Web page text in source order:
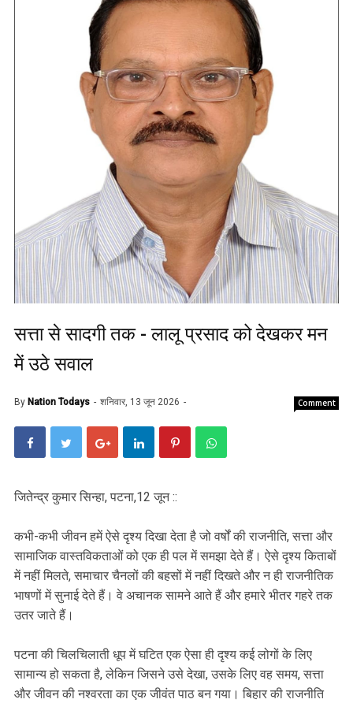
सत्ता से सादगी तक - लालू प्रसाद को देखकर मन
में उठे सवाल
By Nation Todays शनिवार, 13 जून 2026 Comment
जितेन्द्र कुमार सिन्हा, पटना,12 जून ::
कभी-कभी जीवन हमें ऐसे दृश्य दिखा देता है जो वर्षों की राजनीति, सत्ता और
सामाजिक वास्तविकताओं को एक ही पल में समझा देते हैं। ऐसे दृश्य किताबों
में नहीं मिलते, समाचार चैनलों की बहसों में नहीं दिखते और न ही राजनीतिक
भाषणों में सुनाई देते हैं। वे अचानक सामने आते हैं और हमारे भीतर गहरे तक
उतर जाते हैं।
पटना की चिलचिलाती धूप में घटित एक ऐसा ही दृश्य कई लोगों के लिए
सामान्य हो सकता है, लेकिन जिसने उसे देखा, उसके लिए वह समय, सत्ता
और जीवन की नश्वरता का एक जीवंत पाठ बन गया। बिहार की राजनीति